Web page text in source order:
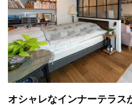
オシャレなインナーテラス